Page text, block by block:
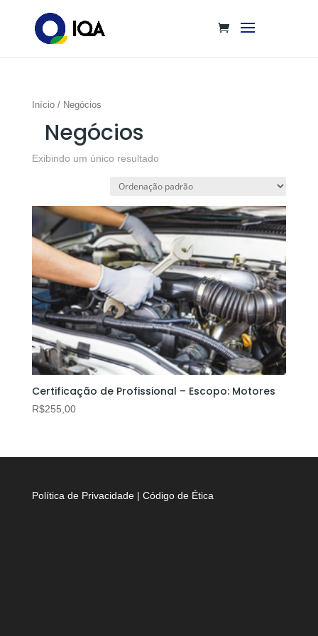
Início/ Negócios
Negócios
Exibindo um único resultado
Certificação de Profissional – Escopo: Motores
R$255,00
Política de Privacidade| Código de Ética